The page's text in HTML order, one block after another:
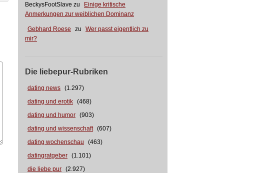
BeckysFootSlave zu
Einige kritische
Anmerkungen zur weiblichen Dominanz
Gebhard Roese zu
Wer passt eigentlich zu
mir?
Die liebepur-Rubriken
dating news (1.297)
dating und erotik (468)
dating und humor (903)
dating und wissenschaft (607)
dating wochenschau
(463)
datingratgeber (1.101)
die liebe pur (2.927)